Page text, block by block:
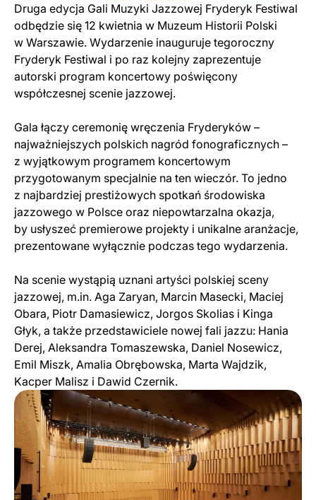
Druga edycja Gali Muzyki Jazzowej Fryderyk Festiwal
odbędzie się 12 kwietnia w Muzeum Historii Polski
w Warszawie. Wydarzenie inauguruje tegoroczny
Fryderyk Festiwal i po raz kolejny zaprezentuje
autorski program koncertowy poświęcony
współczesnej scenie jazzowej.
Gala łączy ceremonię wręczenia Fryderyków –
najważniejszych polskich nagród fonograficznych –
z wyjątkowym programem koncertowym
przygotowanym specjalnie na ten wieczór. To jedno
z najbardziej prestiżowych spotkań środowiska
jazzowego w Polsce oraz niepowtarzalna okazja,
by usłyszeć premierowe projekty i unikalne aranżacje,
prezentowane wyłącznie podczas tego wydarzenia.
Na scenie wystąpią uznani artyści polskiej sceny
jazzowej, m.in. Aga Zaryan, Marcin Masecki, Maciej
Obara, Piotr Damasiewicz, Jorgos Skolias i Kinga
Głyk, a także przedstawiciele nowej fali jazzu: Hania
Derej, Aleksandra Tomaszewska, Daniel Nosewicz,
Emil Miszk, Amalia Obrębowska, Marta Wajdzik,
Kacper Malisz i Dawid Czernik.